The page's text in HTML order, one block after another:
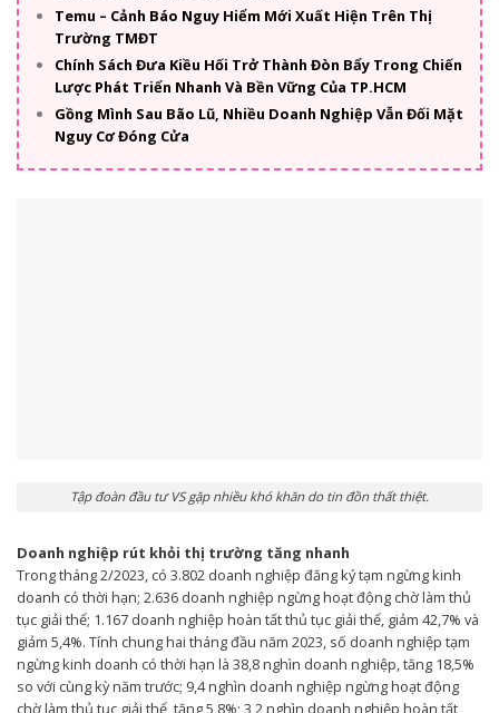
Temu – Cảnh Báo Nguy Hiểm Mới Xuất Hiện Trên Thị
Trường TMĐT
Chính Sách Đưa Kiều Hối Trở Thành Đòn Bẩy Trong Chiến
Lược Phát Triển Nhanh Và Bền Vững Của TP.HCM
Gồng Mình Sau Bão Lũ, Nhiều Doanh Nghiệp Vẫn Đối Mặt
Nguy Cơ Đóng Cửa
Tập đoàn đầu tư VS gặp nhiều khó khăn do tin đồn thất thiệt.
Doanh nghiệp rút khỏi thị trường tăng nhanh
Trong tháng 2/2023, có 3.802 doanh nghiệp đăng ký tạm ngừng kinh
doanh có thời hạn; 2.636 doanh nghiệp ngừng hoạt động chờ làm thủ
tục giải thể; 1.167 doanh nghiệp hoàn tất thủ tục giải thể, giảm 42,7% và
giảm 5,4%. Tính chung hai tháng đầu năm 2023, số doanh nghiệp tạm
ngừng kinh doanh có thời hạn là 38,8 nghìn doanh nghiệp, tăng 18,5%
so với cùng kỳ năm trước; 9,4 nghìn doanh nghiệp ngừng hoạt động
chờ làm thủ tục giải thể, tăng 5,8%; 3,2 nghìn doanh nghiệp hoàn tất